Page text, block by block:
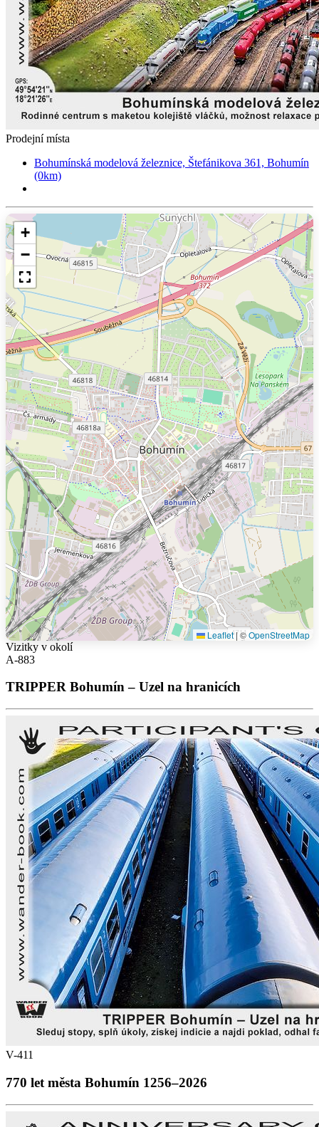
Prodejní místa
Bohumínská modelová železnice, Štefánikova 361, Bohumín
(0km)
+
−
Leaflet|©OpenStreetMap
Vizitky v okolí
A-883
TRIPPER Bohumín – Uzel na hranicích
V-411
770 let města Bohumín 1256–2026